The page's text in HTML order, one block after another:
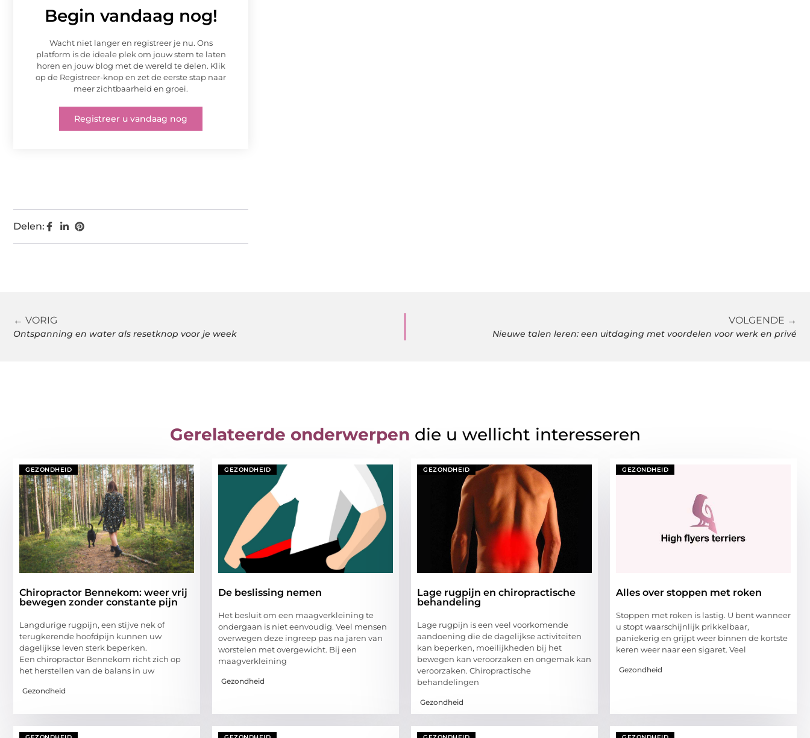
Begin vandaag nog!
Wacht niet langer en registreer je nu. Ons
platform is de ideale plek om jouw stem te laten
horen en jouw blog met de wereld te delen. Klik
op de Registreer-knop en zet de eerste stap naar
meer zichtbaarheid en groei.
Registreer u vandaag nog
Delen:
← VORIG
Ontspanning en water als resetknop voor je week
VOLGENDE →
Nieuwe talen leren: een uitdaging met voordelen voor werk en privé
Gerelateerde onderwerpen die u wellicht interesseren
GEZONDHEID
Chiropractor Bennekom: weer vrij
bewegen zonder constante pijn
Langdurige rugpijn, een stijve nek of
terugkerende hoofdpijn kunnen uw
dagelijkse leven sterk beperken.
Een chiropractor Bennekom richt zich op
het herstellen van de balans in uw
Gezondheid
GEZONDHEID
De beslissing nemen
Het besluit om een maagverkleining te
ondergaan is niet eenvoudig. Veel mensen
overwegen deze ingreep pas na jaren van
worstelen met overgewicht. Bij een
maagverkleining
Gezondheid
GEZONDHEID
Lage rugpijn en chiropractische
behandeling
Lage rugpijn is een veel voorkomende
aandoening die de dagelijkse activiteiten
kan beperken, moeilijkheden bij het
bewegen kan veroorzaken en ongemak kan
veroorzaken. Chiropractische
behandelingen
Gezondheid
GEZONDHEID
Alles over stoppen met roken
Stoppen met roken is lastig. U bent wanneer
u stopt waarschijnlijk prikkelbaar,
paniekerig en grijpt weer binnen de kortste
keren weer naar een sigaret. Veel
Gezondheid